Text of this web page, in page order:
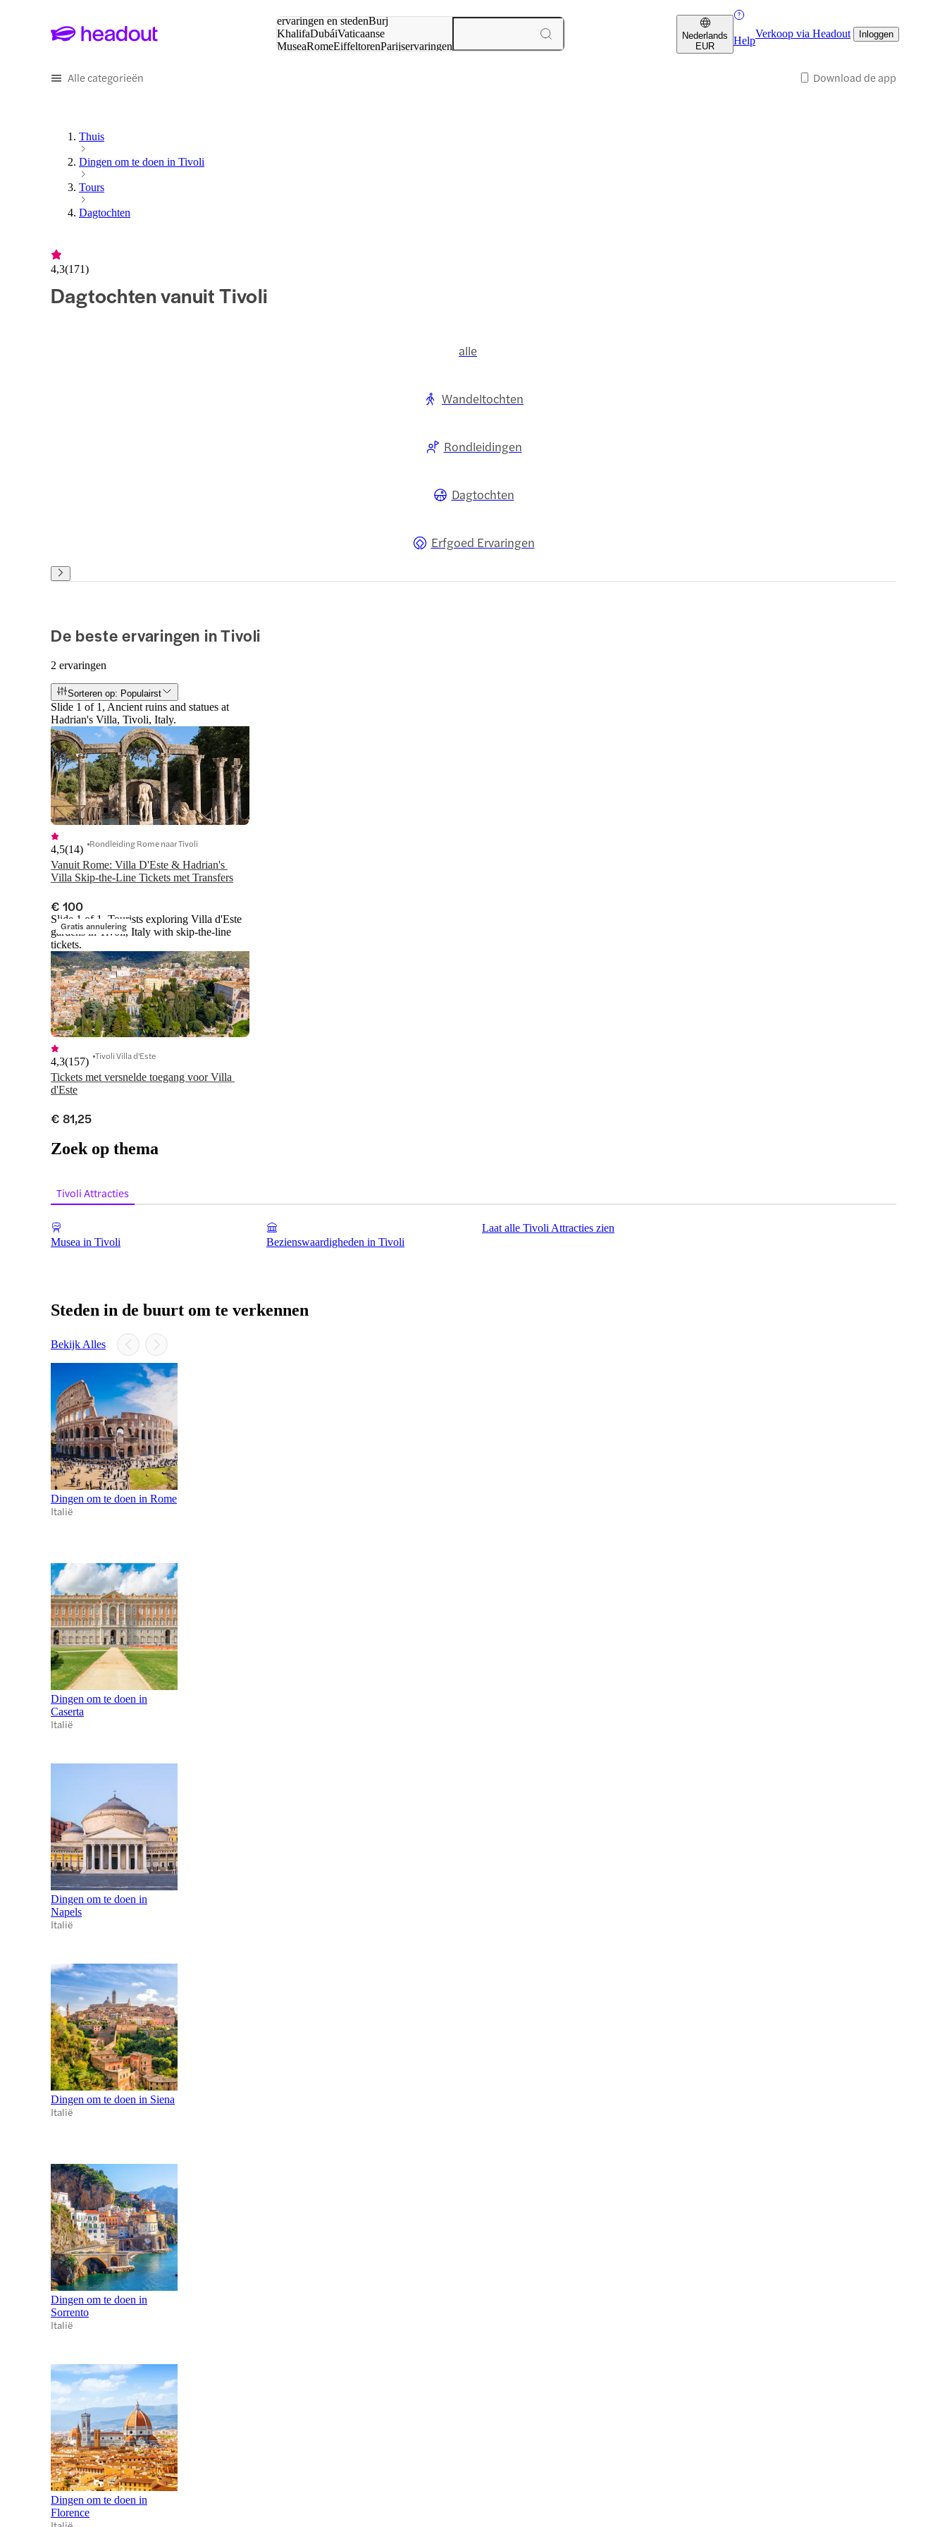
ervaringen en stedenBurj
KhalifaDubáiVaticaanse
MuseaRomeEiffeltorenParijservaringen
Nederlands
EUR
Help
Verkoop via Headout Inloggen
Alle categorieën Download de app
Thuis
Dingen om te doen in Tivoli
Tours
Dagtochten
4,3(171)
Dagtochten vanuit Tivoli
alle
Wandeltochten
Rondleidingen
Dagtochten
Erfgoed Ervaringen
De beste ervaringen in Tivoli
2 ervaringen
Sorteren op: Populairst
Slide 1 of 1, Ancient ruins and statues at
Hadrian's Villa, Tivoli, Italy.
Vanuit Rome: Villa D'Este & Hadrian's
Villa Skip-the-Line Tickets met Transfers
4,5(14) Rondleiding Rome naar Tivoli
€ 100
Gratis annulering
Slide 1 of 1, Tourists exploring Villa d'Este
gardens in Tivoli, Italy with skip-the-line
tickets.
Tickets met versnelde toegang voor Villa
d'Este
4,3(157) Tivoli Villa d'Este
€ 81,25
Zoek op thema
Tivoli Attracties
Musea in Tivoli Bezienswaardigheden in Tivoli
Laat alle Tivoli Attracties zien
Steden in de buurt om te verkennen
Bekijk Alles
Dingen om te doen in Rome
Italië
Dingen om te doen in
Caserta
Italië
Dingen om te doen in
Napels
Italië
Dingen om te doen in Siena
Italië
Dingen om te doen in
Sorrento
Italië
Dingen om te doen in
Florence